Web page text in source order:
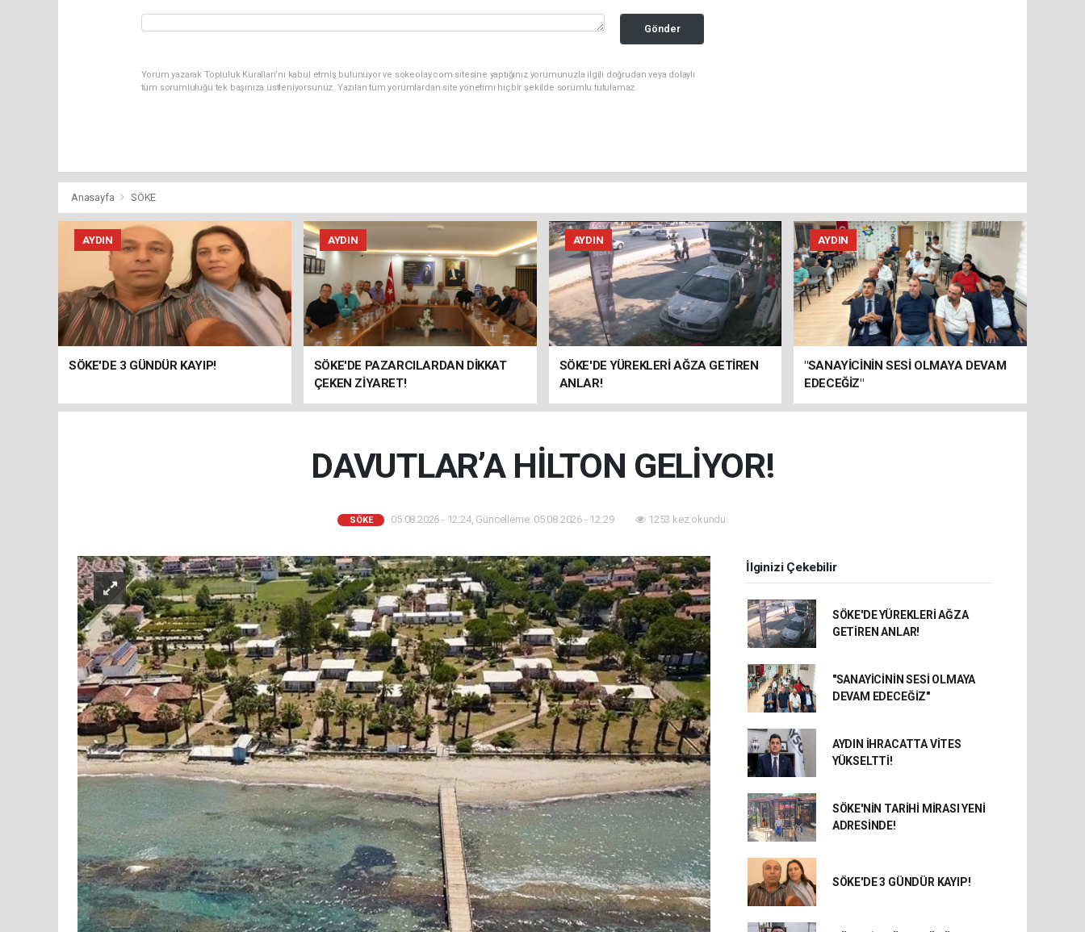
Gönder
Yorum yazarak Topluluk Kuralları’nı kabul etmiş bulunuyor ve sokeolay.com sitesine yaptığınız yorumunuzla ilgili doğrudan veya dolaylı
tüm sorumluluğu tek başınıza üstleniyorsunuz. Yazılan tüm yorumlardan site yönetimi hiçbir şekilde sorumlu tutulamaz.
Anasayfa SÖKE
AYDIN
SÖKE'DE 3 GÜNDÜR KAYIP!
AYDIN
SÖKE'DE PAZARCILARDAN DİKKAT
ÇEKEN ZİYARET!
AYDIN
SÖKE'DE YÜREKLERİ AĞZA GETİREN
ANLAR!
AYDIN
"SANAYİCİNİN SESİ OLMAYA DEVAM
EDECEĞİZ"
DAVUTLAR’A HİLTON GELİYOR!
SÖKE 05.08.2026 - 12:24, Güncelleme: 05.08.2026 - 12:29 1253 kez okundu.
İlginizi Çekebilir
SÖKE'DE YÜREKLERİ AĞZA
GETİREN ANLAR!
"SANAYİCİNİN SESİ OLMAYA
DEVAM EDECEĞİZ"
AYDIN İHRACATTA VİTES
YÜKSELTTİ!
SÖKE'NİN TARİHİ MİRASI YENİ
ADRESİNDE!
SÖKE'DE 3 GÜNDÜR KAYIP!